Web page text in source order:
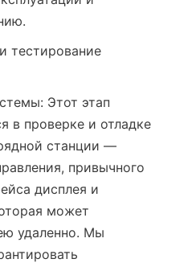
тестирование
Этот этап
в проверке и отладке
станции —
привычного
дисплея и
может
удаленно. Мы